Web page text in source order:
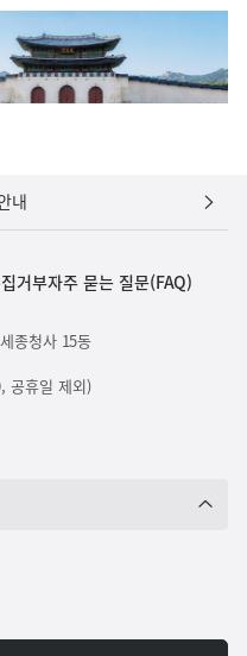
내
거부자주 묻는 질문(FAQ)
종청사 15동
공휴일 제외)